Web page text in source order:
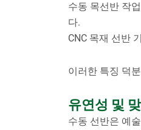
수동 목선반 작
다.
CNC 목재 선반
이러한 특징 덕
유연성 및
수동 선반은 예